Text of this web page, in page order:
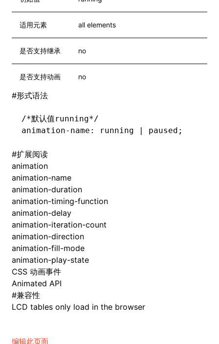
适用元素 all elements
是否支持继承 no
是否支持动画 no
#形式语法
/*默认值running*/
animation-name : running | paused;
#扩展阅读
animation
animation-name
animation-duration
animation-timing-function
animation-delay
animation-iteration-count
animation-direction
animation-fill-mode
animation-play-state
CSS 动画事件
Animated API
#兼容性
LCD tables only load in the browser
编辑此页面